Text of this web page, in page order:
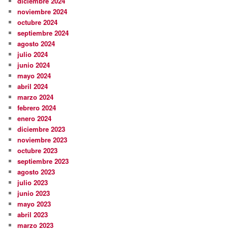
noviembre 2024
octubre 2024
septiembre 2024
agosto 2024
julio 2024
junio 2024
mayo 2024
abril 2024
marzo 2024
febrero 2024
enero 2024
diciembre 2023
noviembre 2023
octubre 2023
septiembre 2023
agosto 2023
julio 2023
junio 2023
mayo 2023
abril 2023
marzo 2023